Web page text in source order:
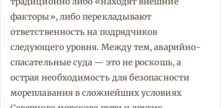
факторы», либо перекладывают
ответственность на подрядчиков
следующего уровня. Между тем, аварийно-
спасательные суда — это не роскошь, а
острая необходимость для безопасности
мореплавания в сложнейших условиях